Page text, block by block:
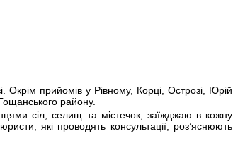
прийомів у Рівному, Корці, Острозі, Юрій
району.
сіл, селищ та містечок, заїжджаю в кожну
які проводять консультації, роз’яснюють